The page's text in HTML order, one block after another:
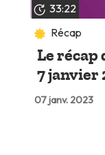
33:22
Récap
Le récap
7 janvier
07 janv. 2023